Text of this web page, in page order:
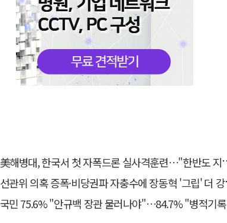
美해병대, 한국서 첫 자폭드론 실사격훈련…"한반도 지형 학습"
선관위 의혹 증폭·비당권파 자충수에 장동혁 '그립' 더 강해졌다
국민 75.6% "안규백 장관 물러나야"…84.7% "병적기록부 공개해야"